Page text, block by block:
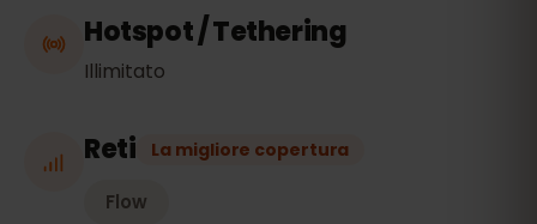
Hotspot / Tethering
Illimitato
Reti La migliore copertura
Flow